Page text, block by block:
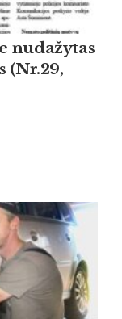
nudažytas
(Nr.29,